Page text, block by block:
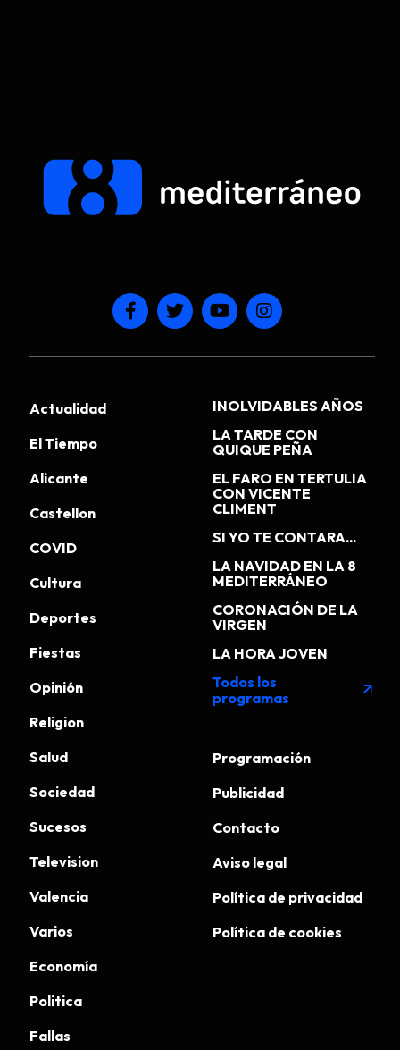
Actualidad
El Tiempo
Alicante
Castellon
COVID
Cultura
Deportes
Fiestas
Opinión
Religion
Salud
Sociedad
Sucesos
Television
Valencia
Varios
Economía
Politica
Fallas
INOLVIDABLES AÑOS
LA TARDE CON
QUIQUE PEÑA
EL FARO EN TERTULIA
CON VICENTE
CLIMENT
SI YO TE CONTARA...
LA NAVIDAD EN LA 8
MEDITERRÁNEO
CORONACIÓN DE LA
VIRGEN
LA HORA JOVEN
Todos los
programas
arrow_outward
Programación
Publicidad
Contacto
Aviso legal
Política de privacidad
Política de cookies